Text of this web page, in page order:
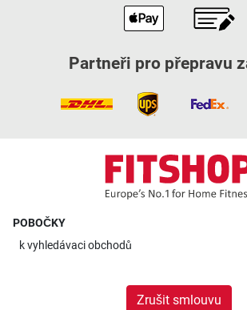
Partneři pro přepravu
POBOČKY
kvyhledávaci obchodů
Zrušit smlouvu